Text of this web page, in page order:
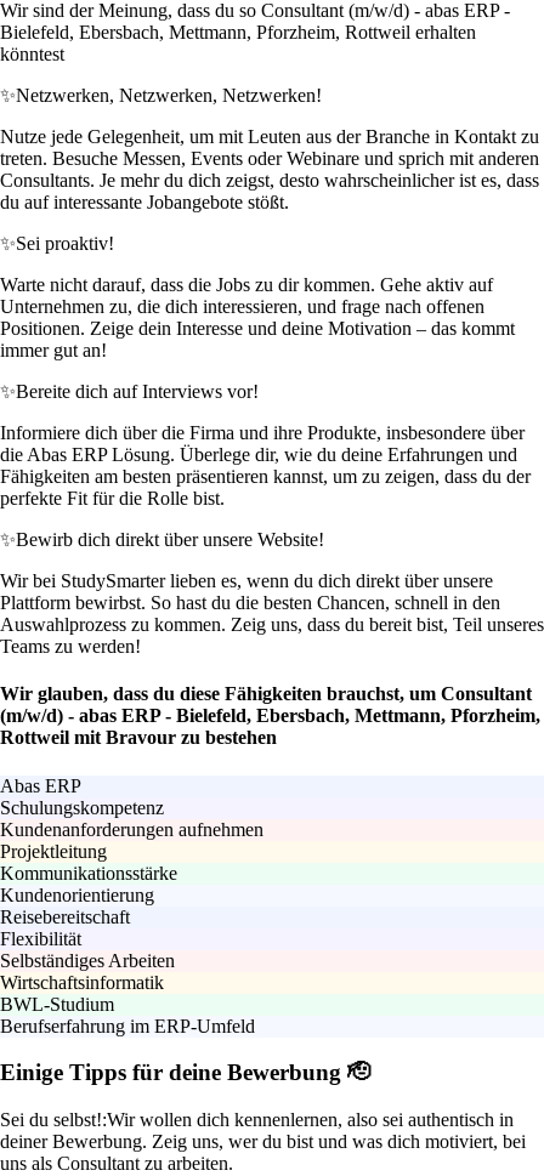
Wir sind der Meinung, dass du so Consultant (m/w/d) - abas ERP -
Bielefeld, Ebersbach, Mettmann, Pforzheim, Rottweil erhalten
könntest
✨Netzwerken, Netzwerken, Netzwerken!
Nutze jede Gelegenheit, um mit Leuten aus der Branche in Kontakt zu
treten. Besuche Messen, Events oder Webinare und sprich mit anderen
Consultants. Je mehr du dich zeigst, desto wahrscheinlicher ist es, dass
du auf interessante Jobangebote stößt.
✨Sei proaktiv!
Warte nicht darauf, dass die Jobs zu dir kommen. Gehe aktiv auf
Unternehmen zu, die dich interessieren, und frage nach offenen
Positionen. Zeige dein Interesse und deine Motivation – das kommt
immer gut an!
✨Bereite dich auf Interviews vor!
Informiere dich über die Firma und ihre Produkte, insbesondere über
die Abas ERP Lösung. Überlege dir, wie du deine Erfahrungen und
Fähigkeiten am besten präsentieren kannst, um zu zeigen, dass du der
perfekte Fit für die Rolle bist.
✨Bewirb dich direkt über unsere Website!
Wir bei StudySmarter lieben es, wenn du dich direkt über unsere
Plattform bewirbst. So hast du die besten Chancen, schnell in den
Auswahlprozess zu kommen. Zeig uns, dass du bereit bist, Teil unseres
Teams zu werden!
Wir glauben, dass du diese Fähigkeiten brauchst, um Consultant
(m/w/d) - abas ERP - Bielefeld, Ebersbach, Mettmann, Pforzheim,
Rottweil mit Bravour zu bestehen
Abas ERP
Schulungskompetenz
Kundenanforderungen aufnehmen
Projektleitung
Kommunikationsstärke
Kundenorientierung
Reisebereitschaft
Flexibilität
Selbständiges Arbeiten
Wirtschaftsinformatik
BWL-Studium
Berufserfahrung im ERP-Umfeld
Einige Tipps für deine Bewerbung 🫡
Sei du selbst!:Wir wollen dich kennenlernen, also sei authentisch in
deiner Bewerbung. Zeig uns, wer du bist und was dich motiviert, bei
uns als Consultant zu arbeiten.